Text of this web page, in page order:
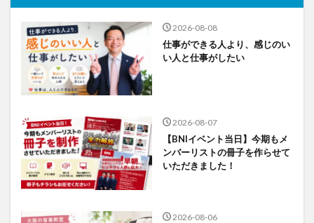
2026-08-08
仕事ができる人より、感じのい
い人と仕事がしたい
2026-08-07
【BNIイベント当日】今期もメ
ンバーリストの冊子を作らせて
いただきました！
2026-08-06